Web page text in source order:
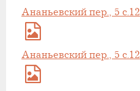
Ананьевский пер., 5 с.12
Ананьевский пер., 5 с.12